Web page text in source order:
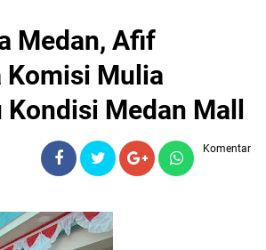
Medan, Afif
Komisi Mulia
Medan Mall
Komentar